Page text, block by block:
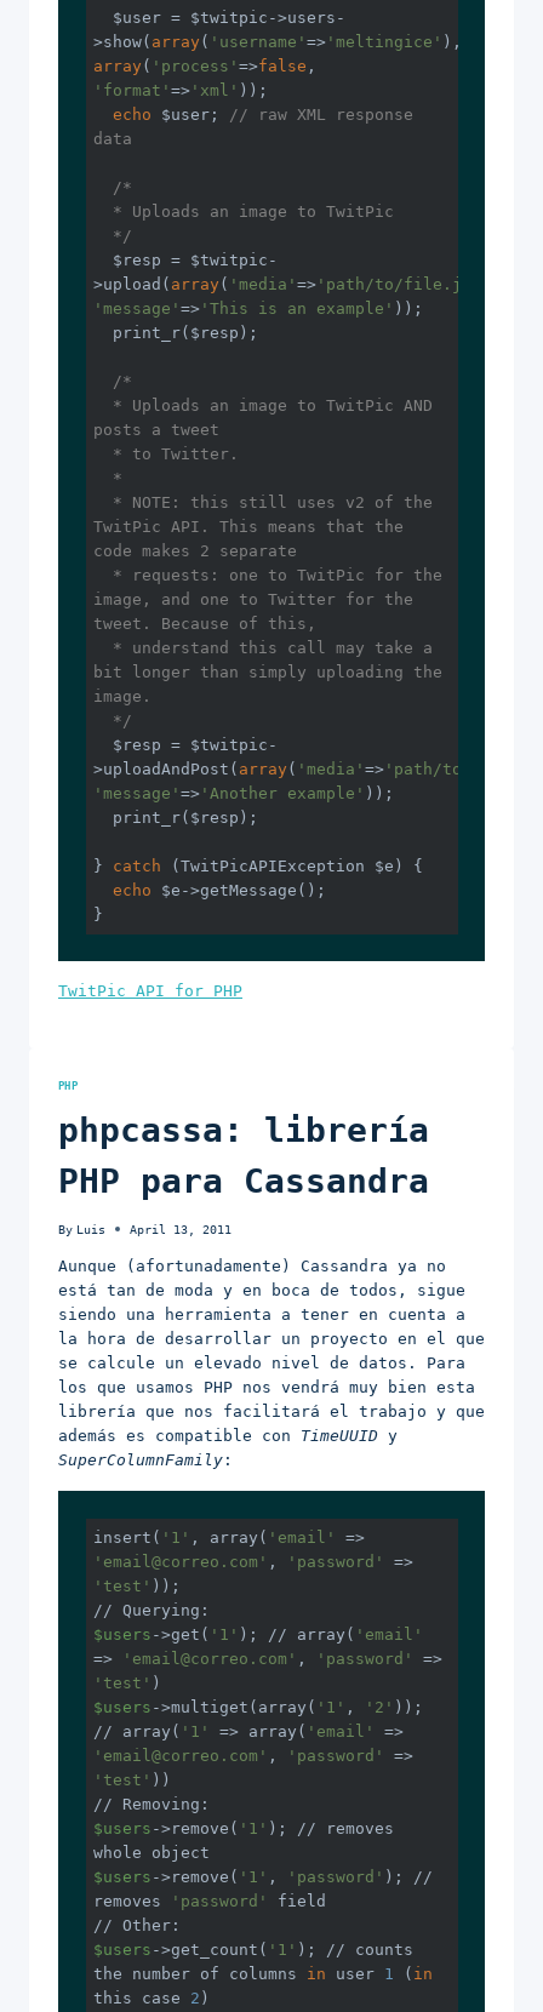
>show( array ( 'username' => 'meltingice'
array ( 'process' =>false
'format' => 'xml' ));
echo $user;
// raw XML response
data
/*
  */
>upload( array ( 'media' => 'path/to/file.jpg'
'message' => 'This is an example' ));
/*
posts a tweet
  *
NOTE:
this still uses v2 of the
TwitPic API. This means that the
code makes 2 separate
image, and one to Twitter for the
tweet. Because of this,
bit longer than simply uploading the
image.
  */
>uploadAndPost( array ( 'media' => 'path/to/
'message' => 'Another example' ));
} catch (TwitPicAPIException $e) {
echo $e->getMessage();
}
TwitPic API for PHP
PHP
phpcassa: librería
PHP para Cassandra
By Luis April 13, 2011
Aunque (afortunadamente) Cassandra ya no
está tan de moda y en boca de todos, sigue
siendo una herramienta a tener en cuenta a
la hora de desarrollar un proyecto en el que
se calcule un elevado nivel de datos. Para
los que usamos PHP nos vendrá muy bien esta
librería que nos facilitará el trabajo y que
además es compatible con TimeUUID y
SuperColumnFamily :
insert( '1' , array( 'email'
'email@correo.com' , 'password'
'test'
//
$users ->get( '1' ); // array( 'email'
=>
'email@correo.com' , 'password'
'test'
$users ->multiget(array( '1' , '2'
// array( '1' => array( 'email'
'email@correo.com' , 'password'
'test'
//
$users ->remove( '1' ); // removes
$users ->remove( '1' , 'password' ); //
removes
'password'
//
$users ->get_count( '1' ); // counts
the number of columns in user 1 ( in
this case 2